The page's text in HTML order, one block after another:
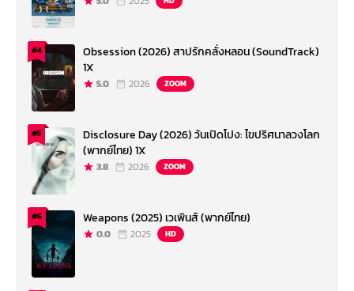
#4
Obsession (2026) สาปรักคลั่งหลอน (SoundTrack)
1X
5.0 2026 ZOOM
#5
Disclosure Day (2026) วันเปิดโปง: ไขปริศนาลวงโลก
(พากย์ไทย) 1X
3.8 2026 ZOOM
#6 Weapons (2025) เวเพินส์ (พากย์ไทย)
0.0 2025 HD